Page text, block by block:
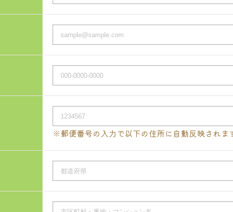
※郵便番号の入力で以下の住所に自動反映されま